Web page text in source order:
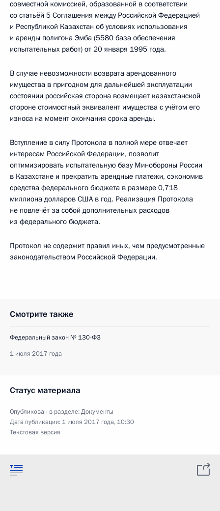
совместной комиссией, образованной в соответствии
со статьёй 5 Соглашения между Российской Федерацией
и Республикой Казахстан об условиях использования
и аренды полигона Эмба (5580 база обеспечения
испытательных работ) от 20 января 1995 года.
В случае невозможности возврата арендованного
имущества в пригодном для дальнейшей эксплуатации
состоянии российская сторона возмещает казахстанской
стороне стоимостный эквивалент имущества с учётом его
износа на момент окончания срока аренды.
Вступление в силу Протокола в полной мере отвечает
интересам Российской Федерации, позволит
оптимизировать испытательную базу Минобороны России
в Казахстане и прекратить арендные платежи, сэкономив
средства федерального бюджета в размере 0,718
миллиона долларов США в год. Реализация Протокола
не повлечёт за собой дополнительных расходов
из федерального бюджета.
Протокол не содержит правил иных, чем предусмотренные
законодательством Российской Федерации.
Смотрите также
Федеральный закон № 130-ФЗ
1 июля 2017 года
Статус материала
Опубликован в разделе:Документы
Дата публикации: 1 июля 2017 года, 10:30
Текстовая версия